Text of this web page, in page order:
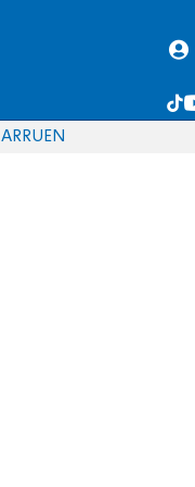
EN
RU
AR